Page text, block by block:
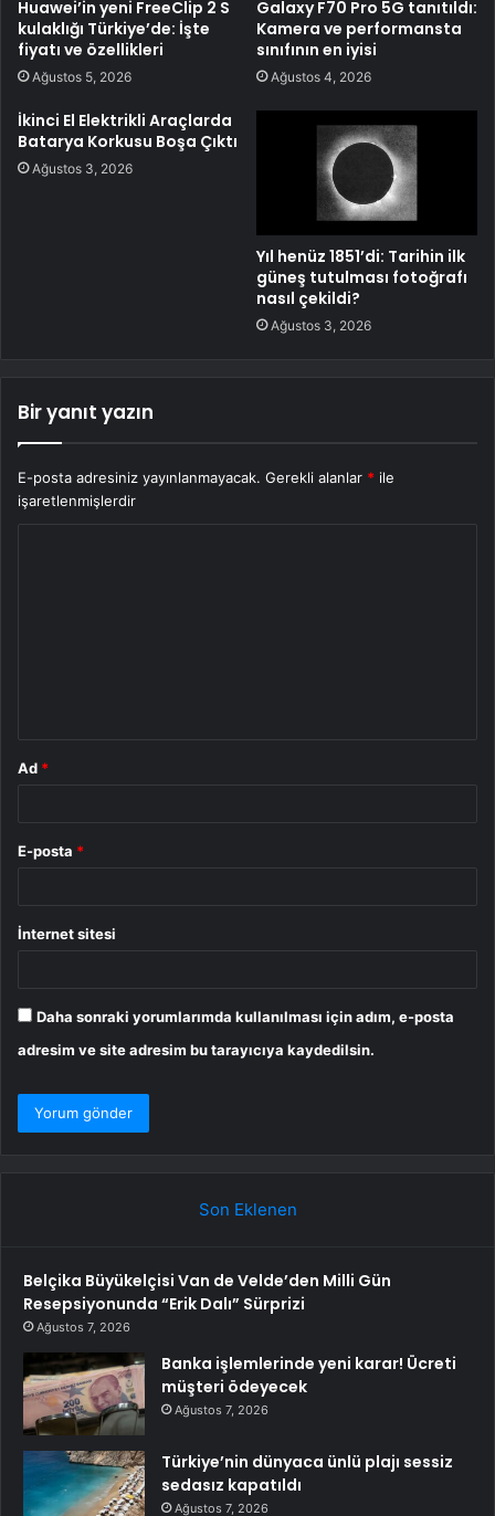
Huawei’in yeni FreeClip 2 S
kulaklığı Türkiye’de: İşte
fiyatı ve özellikleri
Ağustos 5, 2026
Galaxy F70 Pro 5G tanıtıldı:
Kamera ve performansta
sınıfının en iyisi
Ağustos 4, 2026
İkinci El Elektrikli Araçlarda
Batarya Korkusu Boşa Çıktı
Ağustos 3, 2026
Yıl henüz 1851’di: Tarihin ilk
güneş tutulması fotoğrafı
nasıl çekildi?
Ağustos 3, 2026
Bir yanıt yazın
E-posta adresiniz yayınlanmayacak. Gerekli alanlar * ile
işaretlenmişlerdir
Ad *
E-posta *
İnternet sitesi
Daha sonraki yorumlarımda kullanılması için adım, e-posta
adresim ve site adresim bu tarayıcıya kaydedilsin.
Son Eklenen
Belçika Büyükelçisi Van de Velde’den Milli Gün
Resepsiyonunda “Erik Dalı” Sürprizi
Ağustos 7, 2026
Banka işlemlerinde yeni karar! Ücreti
müşteri ödeyecek
Ağustos 7, 2026
Türkiye’nin dünyaca ünlü plajı sessiz
sedasız kapatıldı
Ağustos 7, 2026